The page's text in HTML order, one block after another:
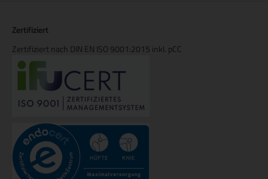
Zertifiziert
Zertifiziert nach DIN EN ISO 9001:2015 inkl. pCC